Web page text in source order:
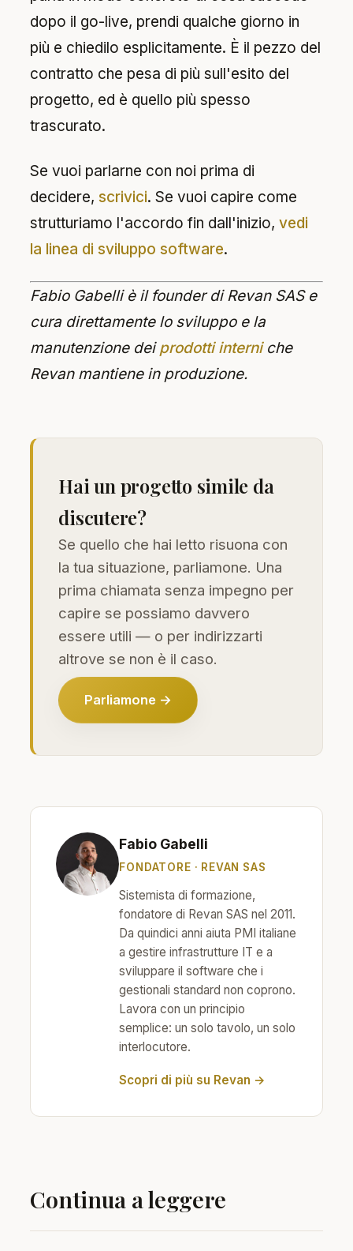
dopo il go-live, prendi qualche giorno in
più e chiedilo esplicitamente. È il pezzo del
contratto che pesa di più sull'esito del
progetto, ed è quello più spesso
trascurato.
Se vuoi parlarne con noi prima di
decidere,scrivici. Se vuoi capire come
strutturiamo l'accordo fin dall'inizio,vedi
la linea di sviluppo software.
Fabio Gabelli è il founder di Revan SAS e
cura direttamente lo sviluppo e la
manutenzione deiprodotti interniche
Revan mantiene in produzione.
Hai un progetto simile da
discutere?
Se quello che hai letto risuona con
la tua situazione, parliamone. Una
prima chiamata senza impegno per
capire se possiamo davvero
essere utili — o per indirizzarti
altrove se non è il caso.
Parliamone →
Fabio Gabelli
FONDATORE · REVAN SAS
Sistemista di formazione,
fondatore di Revan SAS nel 2011.
Da quindici anni aiuta PMI italiane
a gestire infrastrutture IT e a
sviluppare il software che i
gestionali standard non coprono.
Lavora con un principio
semplice: un solo tavolo, un solo
interlocutore.
Scopri di più su Revan →
Continua a leggere